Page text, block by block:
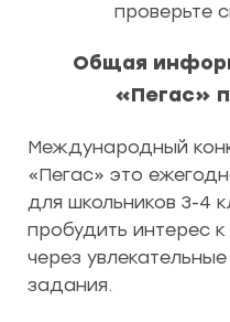
проверьте
Общая
«Пегас»
Международный
«Пегас» это
для школьников 3-4
пробудить интерес
через
задания.